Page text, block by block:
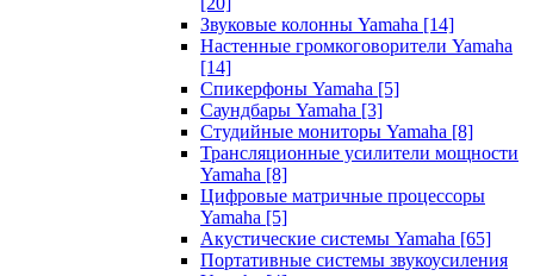
Звуковые колонны Yamaha [14]
Настенные громкоговорители Yamaha
[14]
Спикерфоны Yamaha [5]
Саундбары Yamaha [3]
Студийные мониторы Yamaha [8]
Трансляционные усилители мощности
Yamaha [8]
Цифровые матричные процессоры
Yamaha [5]
Акустические системы Yamaha [65]
Портативные системы звукоусиления